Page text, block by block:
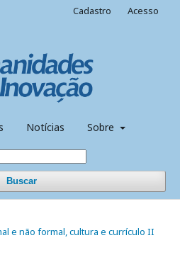
Notícias Sobre
Buscar
Cadastro Acesso
e não formal, cultura e currículo II